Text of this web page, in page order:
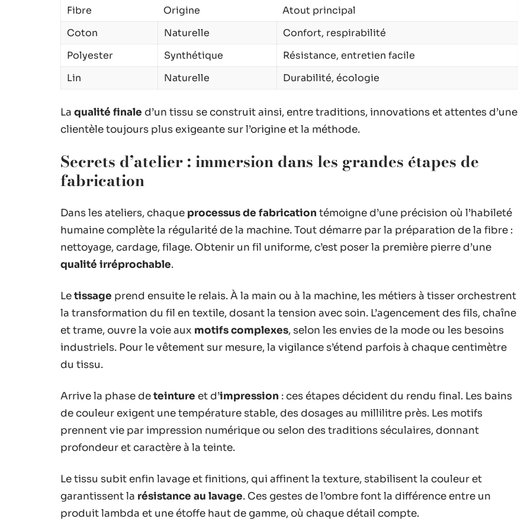
Fibre Origine
Atout principal
Coton
Naturelle
Confort, respirabilité
Polyester
Synthétique
Résistance, entretien facile
Lin
Naturelle Durabilité, écologie
La qualité finale d’un tissu se construit ainsi, entre traditions, innovations et attentes d’une
clientèle toujours plus exigeante sur l’origine et la méthode.
Secrets d’atelier : immersion dans les grandes étapes de
fabrication
Dans les ateliers, chaque processus de fabrication témoigne d’une précision où l’habileté
humaine complète la régularité de la machine. Tout démarre par la préparation de la fibre :
nettoyage, cardage, filage. Obtenir un fil uniforme, c’est poser la première pierre d’une
qualité irréprochable.
Letissage prend ensuite le relais. À la main ou à la machine, les métiers à tisser orchestrent
la transformation du fil en textile, dosant la tension avec soin. L’agencement des fils, chaîne
et trame, ouvre la voie aux motifs complexes, selon les envies de la mode ou les besoins
industriels. Pour le vêtement sur mesure, la vigilance s’étend parfois à chaque centimètre
du tissu.
Arrive la phase deteinture et d’impression : ces étapes décident du rendu final. Les bains
de couleur exigent une température stable, des dosages au millilitre près. Les motifs
prennent vie par impression numérique ou selon des traditions séculaires, donnant
profondeur et caractère à la teinte.
Le tissu subit enfin lavage et finitions, qui affinent la texture, stabilisent la couleur et
garantissent la résistance au lavage. Ces gestes de l’ombre font la différence entre un
produit lambda et une étoffe haut de gamme, où chaque détail compte.